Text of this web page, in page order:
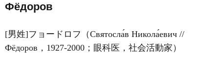
Фёдоров
[男姓]フョードロフ（Святосла́в Никола́евич //
Фёдоров，1927‐2000；眼科医，社会活動家）